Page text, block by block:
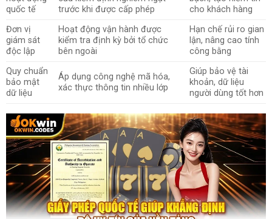
quốc tế
trước khi được cấp phép
cho khách hàng
Đơn vị
giám sát
độc lập
Hoạt động vận hành được
kiểm tra định kỳ bởi tổ chức
bên ngoài
Hạn chế rủi ro gian
lận, nâng cao tính
công bằng
Quy chuẩn
bảo mật
dữ liệu
Áp dụng công nghệ mã hóa,
xác thực thông tin nhiều lớp
Giúp bảo vệ tài
khoản, dữ liệu
người dùng tốt hơn